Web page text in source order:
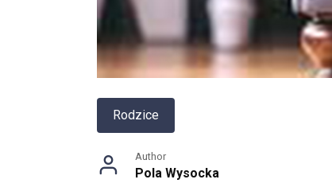
Rodzice
Author
Pola Wysocka